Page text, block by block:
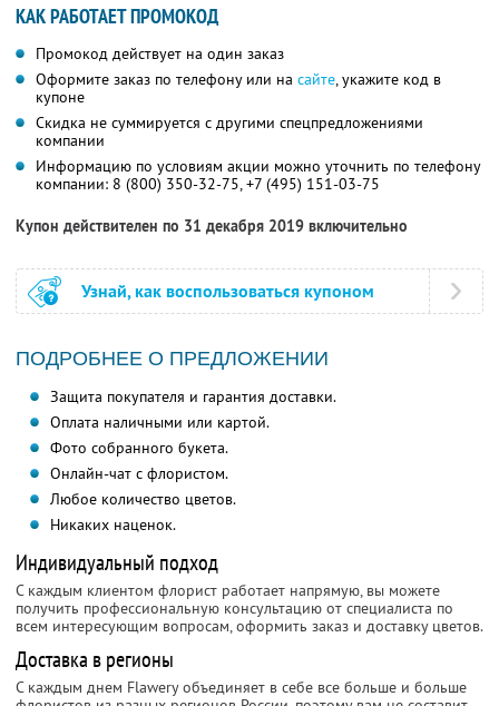
КАК РАБОТАЕТ ПРОМОКОД
Промокод действует на один заказ
Оформите заказ по телефону или на сайте,укажите код в
купоне
Скидка не суммируется с другими спецпредложениями
компании
Информацию по условиям акции можно уточнить по телефону
компании: 8 (800) 350-32-75, +7 (495) 151-03-75
Купон действителен по 31 декабря 2019 включительно
Узнай, как воспользоваться купоном
ПОДРОБНЕЕ О ПРЕДЛОЖЕНИИ
Защита покупателя и гарантия доставки.
Оплата наличными или картой.
Фото собранного букета.
Онлайн-чат с флористом.
Любое количество цветов.
Никаких наценок.
Индивидуальный подход
С каждым клиентом флорист работает напрямую, вы можете
получить профессиональную консультацию от специалиста по
всем интересующим вопросам, оформить заказ и доставку цветов.
Доставка в регионы
С каждым днем Flawery объединяет в себе все больше и больше